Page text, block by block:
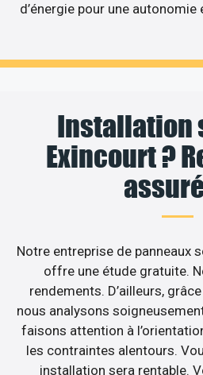
d’énergie pour une
Installation
Exincourt ?
Notre entreprise de panneaux
offre une étude gratuite.
rendements. D’ailleurs,
nous analysons
faisons attention à
les contraintes alentours.
installation sera rentable.